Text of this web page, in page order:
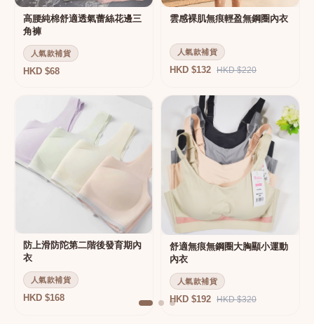
高腰純棉舒適透氣蕾絲花邊三
角褲
人氣款補貨
HKD $68
雲感裸肌無痕輕盈無鋼圈內衣
人氣款補貨
HKD $132 HKD $220
防上滑防陀第二階後發育期內
衣
人氣款補貨
HKD $168
舒適無痕無鋼圈大胸顯小運動
內衣
人氣款補貨
HKD $192 HKD $320